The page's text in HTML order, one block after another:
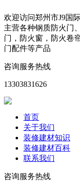
欢迎访问郑州市J9国
主营各种钢质防火门
门，防火窗，防火卷
门配件等产品
咨询服务热线
13303831626
首页
关于我们
装修建材知识
装修建材百科
联系我们
咨询服务热线